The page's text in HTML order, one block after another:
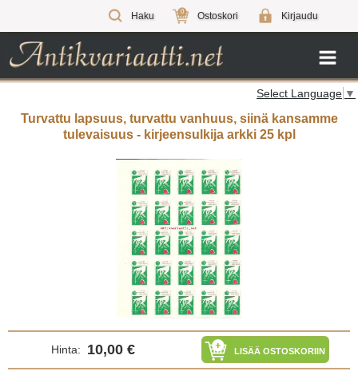
Haku 0 Ostoskori Kirjaudu
Select Language ▼
Turvattu lapsuus, turvattu vanhuus, siinä kansamme
tulevaisuus - kirjeensulkija arkki 25 kpl
Hinta: 10,00 € LISÄÄ OSTOSKORIIN